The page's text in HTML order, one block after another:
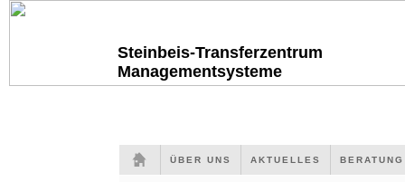
Steinbeis-Transferzentrum
Managementsysteme
ÜBER UNS AKTUELLES